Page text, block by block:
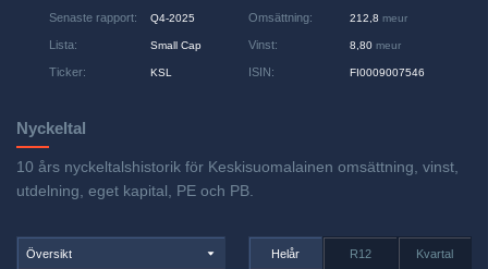
Senaste rapport: Q4-2025
Lista: Small Cap
Ticker: KSL
Omsättning: 212,8 meur
Vinst: 8,80 meur
ISIN: FI0009007546
Nyckeltal
10 års nyckeltalshistorik för Keskisuomalainen omsättning, vinst,
utdelning, eget kapital, PE och PB.
Översikt Helår R12 Kvartal